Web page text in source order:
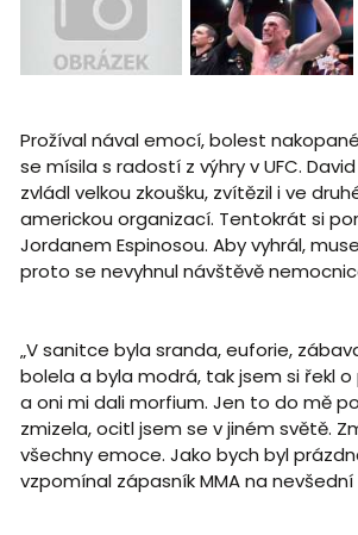
Prožíval nával emocí, bolest
se mísila s radostí z výhry v UFC.
zvládl velkou zkoušku, zvítězil i ve
americkou organizací. Tentokrát si
Jordanem Espinosou. Aby vyhrál,
proto se nevyhnul návštěvě
„V sanitce byla sranda, euforie,
bolela a byla modrá, tak jsem si řekl
a oni mi dali morfium. Jen to do mě
zmizela, ocitl jsem se v jiném světě.
všechny emoce. Jako bych byl
vzpomínal zápasník MMA na nevšední